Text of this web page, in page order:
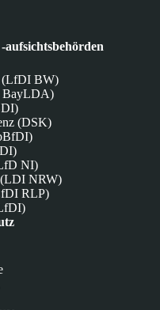
(LfDI BW)
BayLDA)
(DSK)
NI)
(LDI NRW)
RLP)